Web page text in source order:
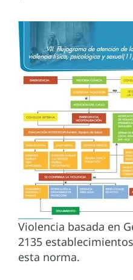
Violencia basada en
2135
esta norma.